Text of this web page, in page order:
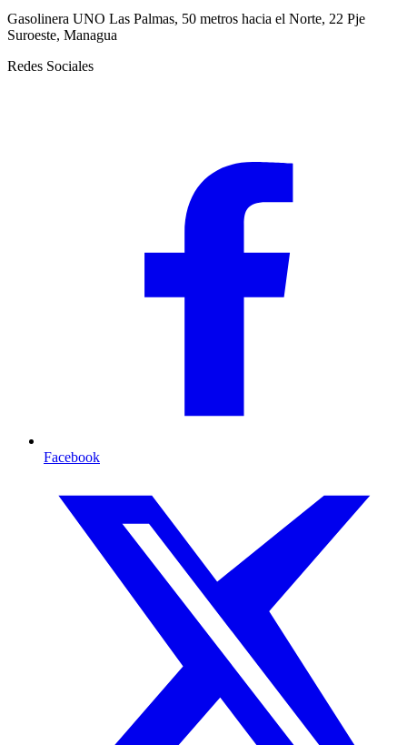
Gasolinera UNO Las Palmas, 50 metros hacia el Norte, 22 Pje
Suroeste, Managua
Redes Sociales
Facebook